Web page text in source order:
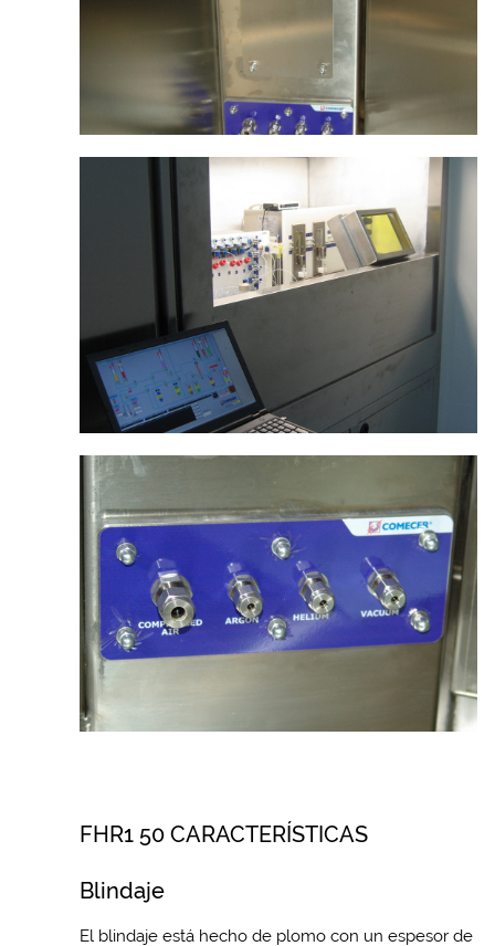
FHR1 50 CARACTERÍSTICAS
Blindaje
El blindaje está hecho de plomo con un espesor de